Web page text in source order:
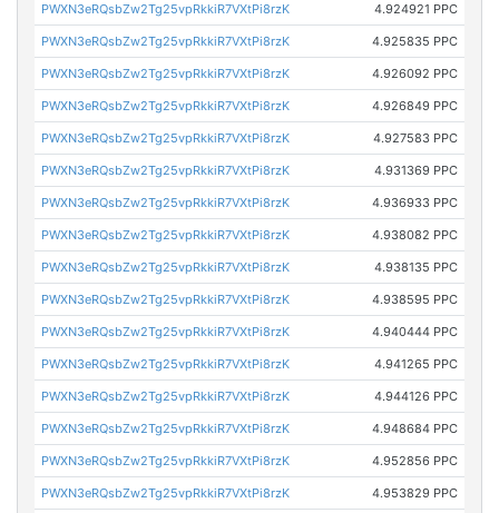
PWXN3eRQsbZw2Tg25vpRkkiR7VXtPi8rzK 4.924921 PPC
PWXN3eRQsbZw2Tg25vpRkkiR7VXtPi8rzK 4.925835 PPC
PWXN3eRQsbZw2Tg25vpRkkiR7VXtPi8rzK 4.926092 PPC
PWXN3eRQsbZw2Tg25vpRkkiR7VXtPi8rzK 4.926849 PPC
PWXN3eRQsbZw2Tg25vpRkkiR7VXtPi8rzK 4.927583 PPC
PWXN3eRQsbZw2Tg25vpRkkiR7VXtPi8rzK 4.931369 PPC
PWXN3eRQsbZw2Tg25vpRkkiR7VXtPi8rzK 4.936933 PPC
PWXN3eRQsbZw2Tg25vpRkkiR7VXtPi8rzK 4.938082 PPC
PWXN3eRQsbZw2Tg25vpRkkiR7VXtPi8rzK 4.938135 PPC
PWXN3eRQsbZw2Tg25vpRkkiR7VXtPi8rzK 4.938595 PPC
PWXN3eRQsbZw2Tg25vpRkkiR7VXtPi8rzK 4.940444 PPC
PWXN3eRQsbZw2Tg25vpRkkiR7VXtPi8rzK 4.941265 PPC
PWXN3eRQsbZw2Tg25vpRkkiR7VXtPi8rzK 4.944126 PPC
PWXN3eRQsbZw2Tg25vpRkkiR7VXtPi8rzK 4.948684 PPC
PWXN3eRQsbZw2Tg25vpRkkiR7VXtPi8rzK 4.952856 PPC
PWXN3eRQsbZw2Tg25vpRkkiR7VXtPi8rzK 4.953829 PPC